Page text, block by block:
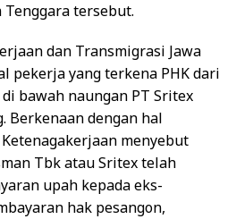
tersebut.
dan Transmigrasi Jawa
pekerja yang terkena PHK dari
bawah naungan PT Sritex
Berkenaan dengan hal
menyebut
Tbk atau Sritex telah
upah kepada eks-
hak pesangon,